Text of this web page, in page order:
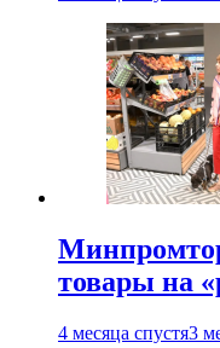
товары на
4 месяца спустя3